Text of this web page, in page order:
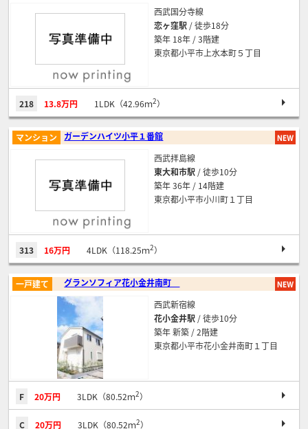
西武国分寺線
恋ヶ窪駅 / 徒歩18分
築年 18年 / 3階建
東京都小平市上水本町５丁目
218 13.8万円 1LDK（42.96ｍ2）
ガーデンハイツ小平１番館
マンション
西武拝島線
東大和市駅 / 徒歩10分
築年 36年 / 14階建
東京都小平市小川町１丁目
313 16万円 4LDK（118.25ｍ2）
グランソフィア花小金井南町
一戸建て
西武新宿線
花小金井駅 / 徒歩10分
築年 新築 / 2階建
東京都小平市花小金井南町１丁目
F 20万円 3LDK（80.52ｍ2）
C 20万円 3LDK（80.52ｍ2）